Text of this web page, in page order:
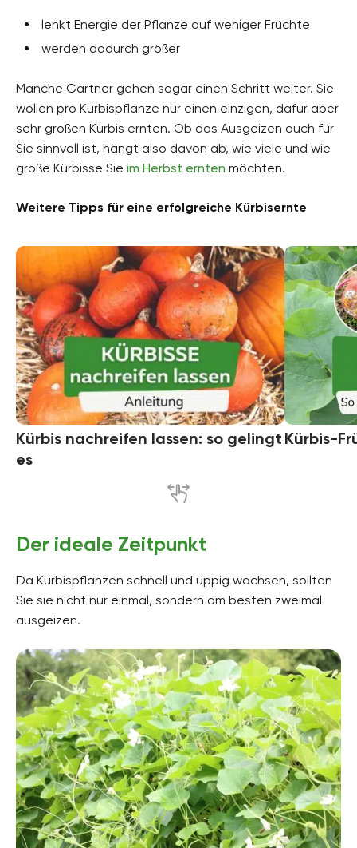
lenkt Energie der Pflanze auf weniger Früchte
werden dadurch größer
Manche Gärtner gehen sogar einen Schritt weiter. Sie
wollen pro Kürbispflanze nur einen einzigen, dafür aber
sehr großen Kürbis ernten. Ob das Ausgeizen auch für
Sie sinnvoll ist, hängt also davon ab, wie viele und wie
große Kürbisse Sie im Herbst ernten möchten.
Weitere Tipps für eine erfolgreiche Kürbisernte
Kürbis nachreifen lassen: so gelingt
es
Kürbis-
Der ideale Zeitpunkt
Da Kürbispflanzen schnell und üppig wachsen, sollten
Sie sie nicht nur einmal, sondern am besten zweimal
ausgeizen.